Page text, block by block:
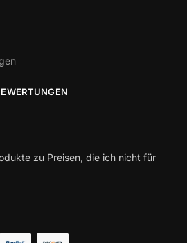
zu Preisen, die ich nicht für